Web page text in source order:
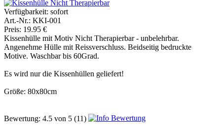
Verfügbarkeit: sofort
Art.-Nr.: KKI-001
Preis: 19.95 €
Kissenhülle mit Motiv Nicht Therapierbar - unbelehrbar.
Angenehme Hülle mit Reissverschluss. Beidseitig bedruckte
Motive. Waschbar bis 60Grad.
Es wird nur die Kissenhüllen geliefert!
Größe: 80x80cm
Bewertung: 4.5 von 5 (11)